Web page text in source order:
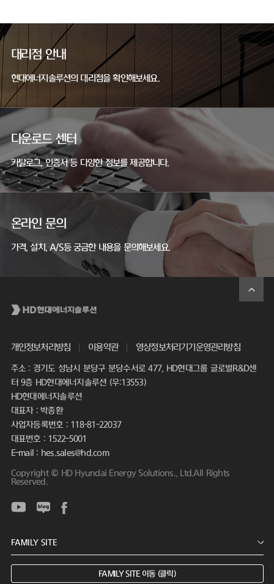
대리점 안내
현대에너지솔루션의 대리점을 확인해보세요.
다운로드 센터
카탈로그, 인증서 등 다양한 정보를 제공합니다.
온라인 문의
가격, 설치, A/S등 궁금한 내용을 문의해보세요.
개인정보처리방침 이용약관 영상정보처리기기운영관리방침
주소 : 경기도 성남시 분당구 분당수서로 477, HD현대그룹 글로벌R&D센
터 9층 HD현대에너지솔루션 (우:13553)
HD현대에너지솔루션
대표자 : 박종환
사업자등록번호 : 118-81-22037
대표번호 : 1522-5001
E-mail : hes.sales@hd.com
Copyright © HD Hyundai Energy Solutions., Ltd.All Rights
Reserved.
FAMILY SITE 이동 (클릭)